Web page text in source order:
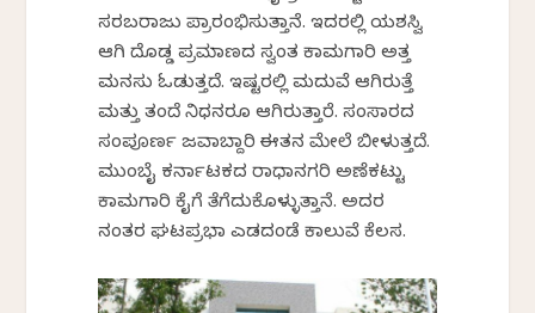
ಸರಬರಾಜು ಪ್ರಾರಂಭಿಸುತ್ತಾನೆ. ಇದರಲ್ಲಿ ಯಶಸ್ವಿ
ಆಗಿ ದೊಡ್ಡ ಪ್ರಮಾಣದ ಸ್ವಂತ ಕಾಮಗಾರಿ ಅತ್ತ
ಮನಸು ಓಡುತ್ತದೆ. ಇಷ್ಟರಲ್ಲಿ ಮದುವೆ ಆಗಿರುತ್ತೆ
ಮತ್ತು ತಂದೆ ನಿಧನರೂ ಆಗಿರುತ್ತಾರೆ. ಸಂಸಾರದ
ಸಂಪೂರ್ಣ ಜವಾಬ್ದಾರಿ ಈತನ ಮೇಲೆ ಬೀಳುತ್ತದೆ.
ಮುಂಬೈ ಕರ್ನಾಟಕದ ರಾಧಾನಗರಿ ಅಣೆಕಟ್ಟು
ಕಾಮಗಾರಿ ಕೈಗೆ ತೆಗೆದುಕೊಳ್ಳುತ್ತಾನೆ. ಅದರ
ನಂತರ ಘಟಪ್ರಭಾ ಎಡದಂಡೆ ಕಾಲುವೆ ಕೆಲಸ.